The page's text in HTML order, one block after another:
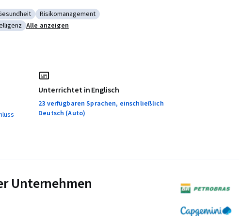
Gesundheit
Kategorie: Risikomanagement
Risikomanagement
emotionale Intelligenz
Alle anzeigen
Unterrichtet in Englisch
23 verfügbaren Sprachen, einschließlich
Deutsch (Auto)
Unternehmen